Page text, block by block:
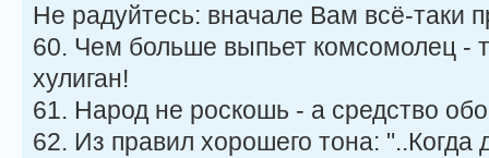
Не радуйтесь: вначале Вам всё-таки
60. Чем больше выпьет комсомолец -
хулиган!
61. Народ не роскошь - а средство
62. Из правил хорошего тона: